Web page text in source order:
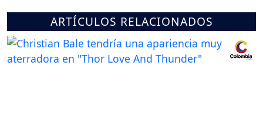
ARTÍCULOS RELACIONADOS